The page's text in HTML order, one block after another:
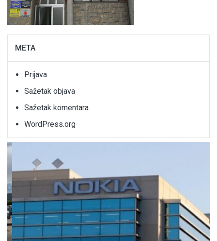
META
Prijava
Sažetak objava
Sažetak komentara
WordPress.org